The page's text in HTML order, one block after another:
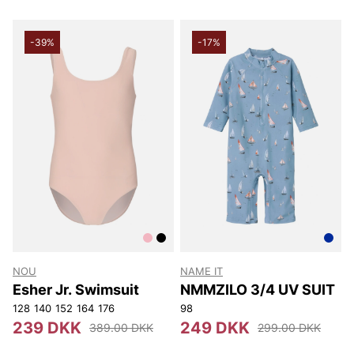
-39%
NOU
Esher Jr. Swimsuit
128 140 152 164 176
239 DKK 389.00 DKK
-17%
NAME IT
NMMZILO 3/4 UV SUIT
98
249 DKK 299.00 DKK